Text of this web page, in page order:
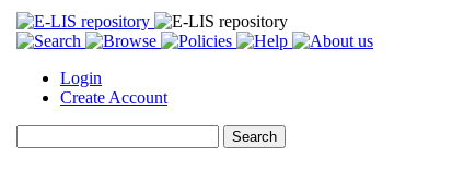
Login
Create Account